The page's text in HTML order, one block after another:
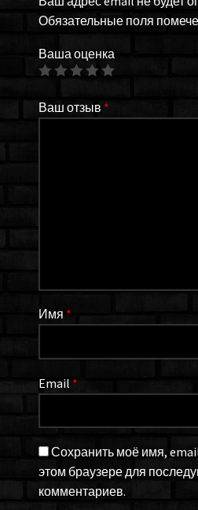
Обязательные поля
Ваша оценка
Ваш отзыв *
Имя *
Email *
Сохранить моё имя,
этом браузере для
комментариев.